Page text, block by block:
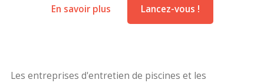
En savoir plus Lancez-vous !
Les entreprises d'entretien de piscines et les